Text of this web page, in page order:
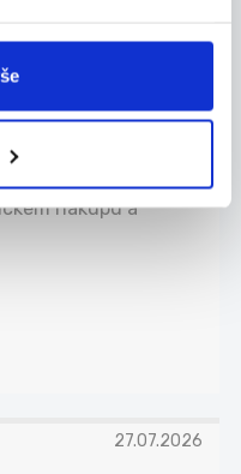
KČ |
nákupu a
27.07.2026